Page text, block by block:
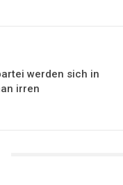
werden sich in
irren